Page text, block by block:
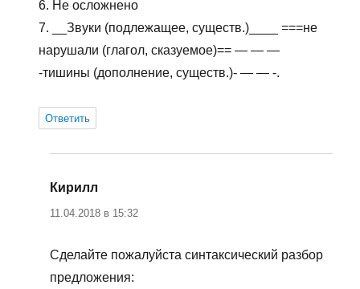
6. Не осложнено
7. __Звуки (подлежащее, существ.)____ ===не
нарушали (глагол, сказуемое)== — — —
-тишины (дополнение, существ.)- — — -.
Ответить
Кирилл
11.04.2018 в 15:32
Сделайте пожалуйста синтаксический разбор
предложения: